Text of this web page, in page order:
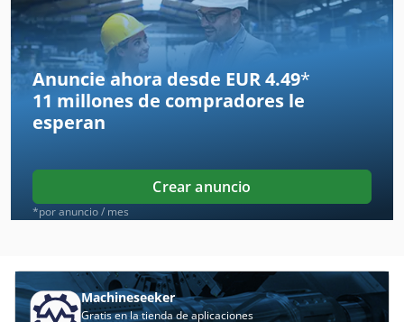
Entrenador De
Equipo De Labranza
Equipo De Taller
Herramienta De Máquina
Idx 23
Indicador De
Maquinaria De Construccion
Anuncie ahora desde EUR 4.49*
11 millones de compradores le
esperan
Crear anuncio
*por anuncio / mes
Machineseeker
Gratis en la tienda de aplicaciones